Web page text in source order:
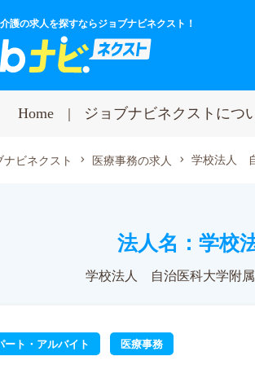
護の求人を探すならジョブナビネクスト！
Home ジョブナビネクストにつ
ナビネクスト 医療事務の求人 学校法人
法人名：学校
学校法人 自治医科大学附
ート・アルバイト 医療事務